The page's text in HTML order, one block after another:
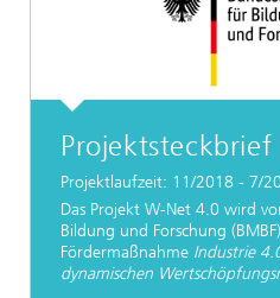
Projektsteckbrief
Projektlaufzeit: 11/2018 - 7/
Das Projekt W-Net 4.0 wird
Bildung und Forschung
Fördermaßnahme Industrie
dynamischen